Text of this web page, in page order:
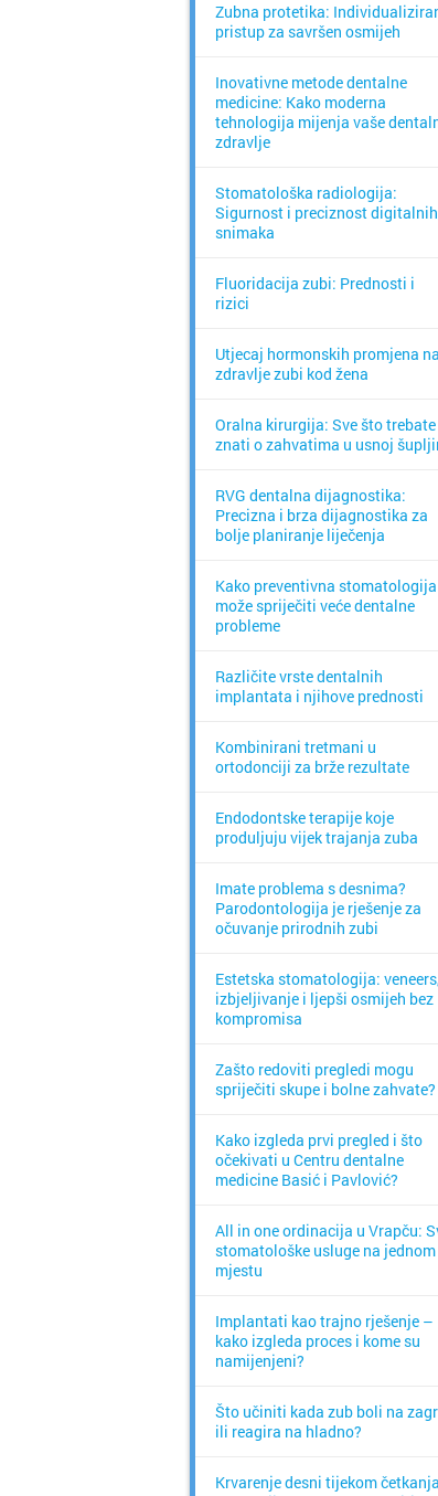
Zubna protetika:
pristup za savršen osmijeh
Inovativne metode dentalne
medicine: Kako moderna
tehnologija mijenja vaše
zdravlje
Stomatološka radiologija:
Sigurnost i preciznost digitalnih
snimaka
Fluoridacija zubi: Prednosti i
rizici
Utjecaj hormonskih promjena na
zdravlje zubi kod žena
Oralna kirurgija: Sve što trebate
znati o zahvatima u usnoj
RVG dentalna dijagnostika:
Precizna i brza dijagnostika za
bolje planiranje liječenja
Kako preventivna stomatologija
može spriječiti veće dentalne
probleme
Različite vrste dentalnih
implantata i njihove prednosti
Kombinirani tretmani u
ortodonciji za brže rezultate
Endodontske terapije koje
produljuju vijek trajanja zuba
Imate problema s desnima?
Parodontologija je rješenje za
očuvanje prirodnih zubi
Estetska stomatologija:
izbjeljivanje i ljepši osmijeh bez
kompromisa
Zašto redoviti pregledi mogu
spriječiti skupe i bolne zahvate?
Kako izgleda prvi pregled i što
očekivati u Centru dentalne
medicine Basić i Pavlović?
All in one ordinacija u Vrapču:
stomatološke usluge na jednom
mjestu
Implantati kao trajno rješenje –
kako izgleda proces i kome su
namijenjeni?
Što učiniti kada zub boli na
ili reagira na hladno?
Krvarenje desni tijekom